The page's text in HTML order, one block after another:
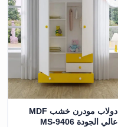
دولاب مودرن خشب MDF
عالي الجودة MS-9406